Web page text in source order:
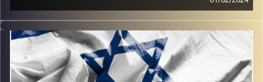
נועה פרג מנציחה עם לואיזה ופייגה שמספרות על איך את
משה בראון ז״ל, רצה להוציא אוטובוסים אזרחיים בשביל להציל
תושבים ולהילחם בחמאס, איך תמיד ידע שקריירה צבאית זה
בשבילו, על זה שהוא לא הספיק לראות את האחיינית החדשה
שלו ועל ההצעה שתכנן לבת הזוג שלו אחרי המלחמה.